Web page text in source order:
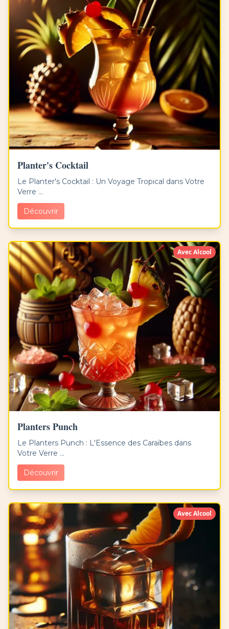
Planter's Cocktail
Le Planter's Cocktail : Un Voyage Tropical dans Votre
Verre ...
Découvrir
Avec Alcool
Planters Punch
Le Planters Punch : L'Essence des Caraïbes dans
Votre Verre ...
Découvrir
Avec Alcool